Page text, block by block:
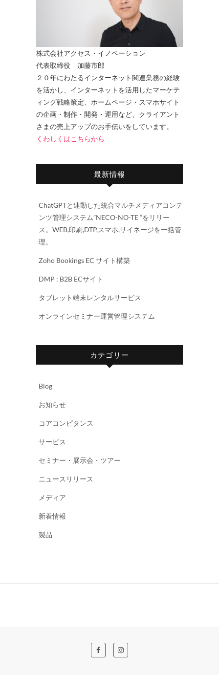
株式会社アクセス・イノベーション
代表取締役 加藤市郎
２０年にわたるインターネット関連業務の経験
を活かし、インターネットを活用したマーケテ
ィング戦略策定、ホームページ・スマホサイト
の企画・制作・開発・運用など、クライアント
さまの売上アップのお手伝いをしています。
くわしくはこちらから
最新情報
ChatGPTと連動した統合マルチメディアコンテ
ンツ管理システム”NECO-NO-TE “をリリー
ス。WEB,印刷,DTP,スマホ,サイネージを一括管
理。
Zoho Bookings EC サイト構築
DMP : B2B ECサイト
タブレット端末レンタルサービス
オンラインセミナー運営管理システム
カテゴリー
Blog
お知らせ
コアコンピタンス
サービス
セミナー・展示会・ツアー
ニュースリリース
メディア
新着情報
製品